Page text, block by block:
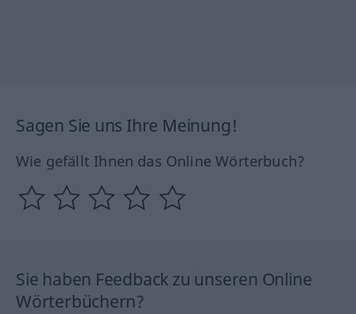
Sagen Sie uns Ihre Meinung!
Wie gefällt Ihnen das Online Wörterbuch?
Sie haben Feedback zu unseren Online
Wörterbüchern?